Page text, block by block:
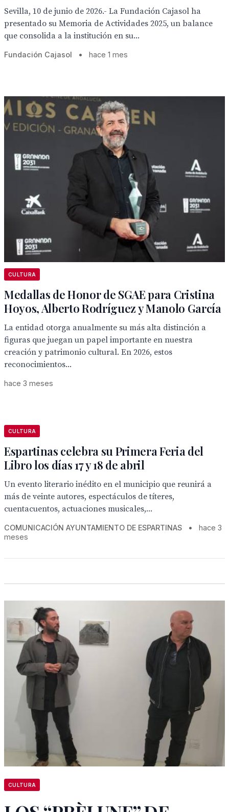
Sevilla, 10 de junio de 2026.- La Fundación Cajasol ha
presentado su Memoria de Actividades 2025, un balance
que consolida a la institución en su...
Fundación Cajasol • hace 1 mes
CULTURA
Medallas de Honor de SGAE para Cristina
Hoyos, Alberto Rodríguez y Manolo García
La entidad otorga anualmente su más alta distinción a
figuras que juegan un papel importante en nuestra
creación y patrimonio cultural. En 2026, estos
reconocimientos...
hace 3 meses
CULTURA
Espartinas celebra su Primera Feria del
Libro los días 17 y 18 de abril
Un evento literario inédito en el municipio que reunirá a
más de veinte autores, espectáculos de títeres,
cuentacuentos, actuaciones musicales,...
COMUNICACIÓN AYUNTAMIENTO DE ESPARTINAS •
hace 3
meses
CULTURA